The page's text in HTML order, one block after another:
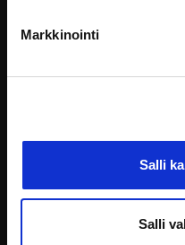
Markkinointi
Salli
Salli
Lapsen oikeudet